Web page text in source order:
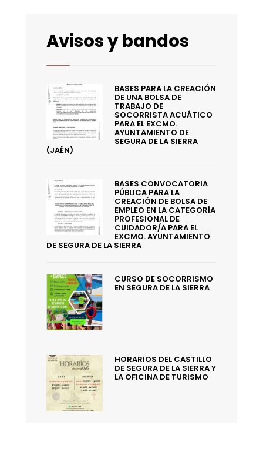
Avisos y bandos
BASES PARA LA CREACIÓN
DE UNA BOLSA DE
TRABAJO DE
SOCORRISTA ACUÁTICO
PARA EL EXCMO.
AYUNTAMIENTO DE
SEGURA DE LA SIERRA
(JAÉN)
BASES CONVOCATORIA
PÚBLICA PARA LA
CREACIÓN DE BOLSA DE
EMPLEO EN LA CATEGORÍA
PROFESIONAL DE
CUIDADOR/A PARA EL
EXCMO. AYUNTAMIENTO
DE SEGURA DE LA SIERRA
CURSO DE SOCORRISMO
EN SEGURA DE LA SIERRA
HORARIOS DEL CASTILLO
DE SEGURA DE LA SIERRA Y
LA OFICINA DE TURISMO